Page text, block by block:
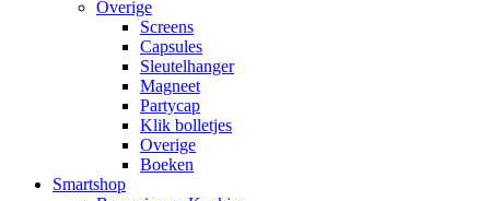
Overige
Screens
Capsules
Sleutelhanger
Magneet
Partycap
Klik bolletjes
Overige
Boeken
Smartshop